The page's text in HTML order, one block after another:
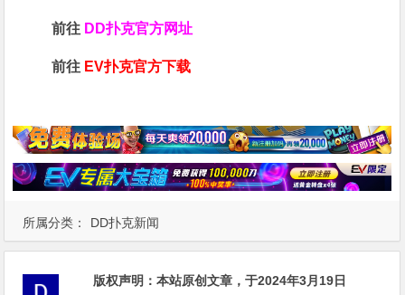
所属分类： DD扑克新闻
前往 DD扑克官方网址
前往 EV扑克官方下载
版权声明：本站原创文章，于2024年3月19日